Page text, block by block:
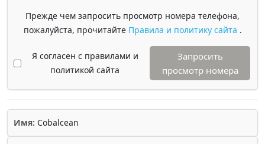
Прежде чем запросить просмотр номера телефона,
пожалуйста, прочитайте Правила и политику сайта .
Я согласен с правилами и
политикой сайта
Запросить
просмотр номера
Имя: Cobalcean